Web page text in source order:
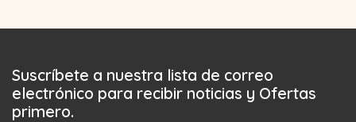
Suscríbete a nuestra lista de correo
electrónico para recibir noticias y Ofertas
primero.